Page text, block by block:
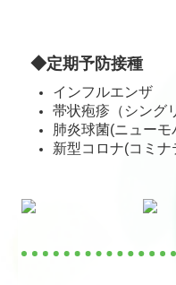
◆定期予防接種
インフルエンザ
帯状疱疹（シング
肺炎球菌(ニューモ
新型コロナ(コミナ